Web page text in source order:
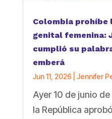
Colombia prohíbe
genital femenina:
cumplió su
emberá
Jun 11, 2026 Jennifer
Ayer 10 de junio
la República